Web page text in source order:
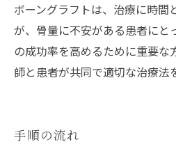
ボーングラフトは、治療に時間
が、骨量に不安がある患者にと
の成功率を高めるために重要な
師と患者が共同で適切な治療法
手順の流れ